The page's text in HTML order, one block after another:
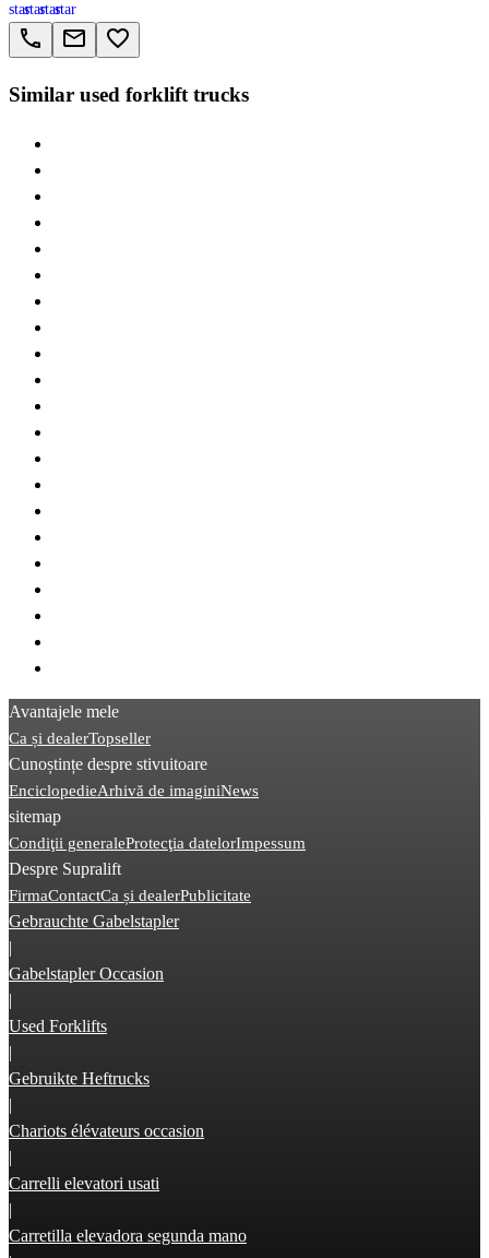
starstarstarstar
call email favorite_border
Similar used forklift trucks
Avantajele mele
Ca și dealerTopseller
Cunoștințe despre stivuitoare
EnciclopedieArhivă de imaginiNews
sitemap
Condiţii generaleProtecţia datelorImpessum
Despre Supralift
FirmaContactCa și dealerPublicitate
Gebrauchte Gabelstapler
|
Gabelstapler Occasion
|
Used Forklifts
|
Gebruikte Heftrucks
|
Chariots élévateurs occasion
|
Carrelli elevatori usati
|
Carretilla elevadora segunda mano